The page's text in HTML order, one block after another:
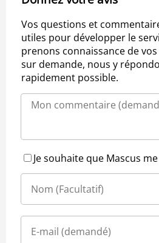
Vos questions et
utiles pour développer le
prenons connaissance de
sur demande, nous y
rapidement possible.
Je souhaite que Mascus